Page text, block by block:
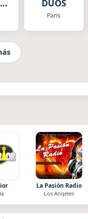
DUOS
Paris
La Pasión Radio
Los Angeles